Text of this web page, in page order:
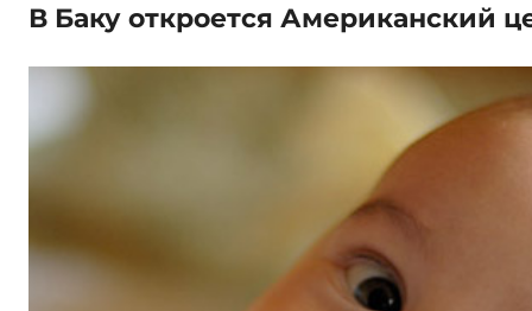
В Баку откроется Американский